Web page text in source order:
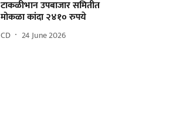
टाकळीभान उपबाजार समितीत
मोकळा कांदा २४१० रुपये
CD 24 June 2026